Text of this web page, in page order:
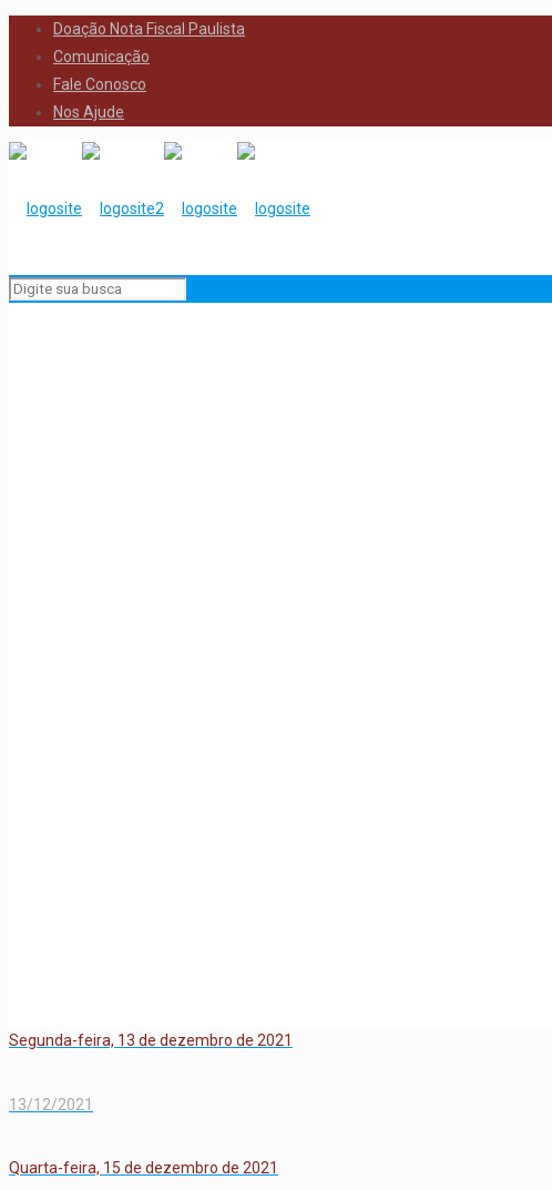
Doação Nota Fiscal Paulista
Comunicação
Fale Conosco
Nos Ajude
Segunda-feira, 13 de dezembro de 2021
13/12/2021
Quarta-feira, 15 de dezembro de 2021